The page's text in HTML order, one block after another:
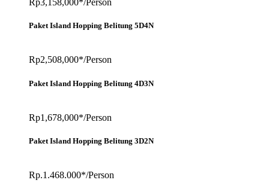
Rp3,158,000*/Person
Paket Island Hopping Belitung 5D4N
Rp2,508,000*/Person
Paket Island Hopping Belitung 4D3N
Rp1,678,000*/Person
Paket Island Hopping Belitung 3D2N
Rp.1.468.000*/Person